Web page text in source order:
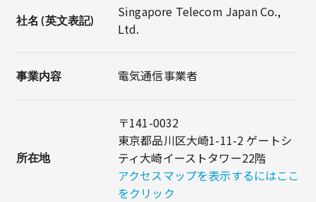
社名 (英文表記)
Singapore Telecom Japan Co.,
Ltd.
事業内容 電気通信事業者
所在地
〒141-0032
東京都品川区大崎1-11-2 ゲートシ
ティ大崎イーストタワー22階
アクセスマップを表示するにはここ
をクリック